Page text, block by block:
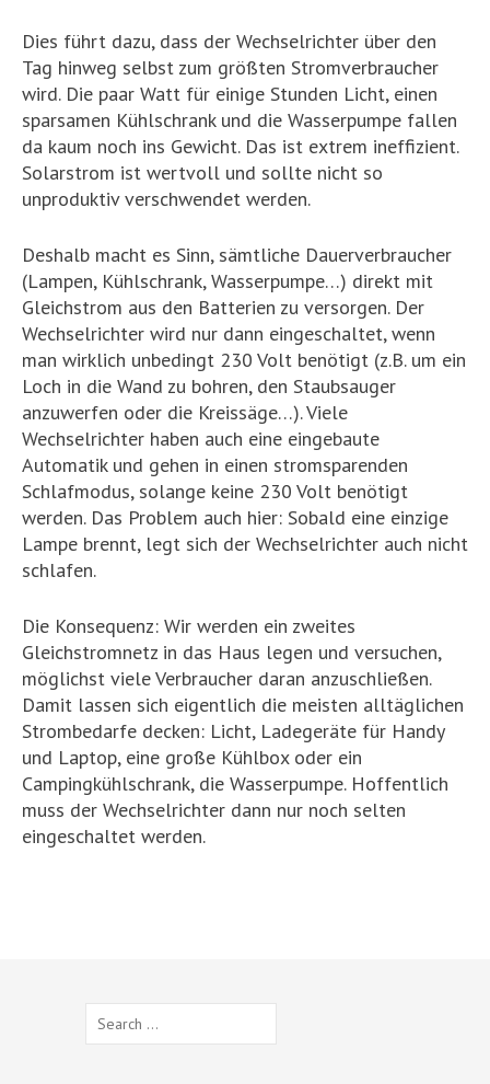
Dies führt dazu, dass der Wechselrichter über den
Tag hinweg selbst zum größten Stromverbraucher
wird. Die paar Watt für einige Stunden Licht, einen
sparsamen Kühlschrank und die Wasserpumpe fallen
da kaum noch ins Gewicht. Das ist extrem ineffizient.
Solarstrom ist wertvoll und sollte nicht so
unproduktiv verschwendet werden.
Deshalb macht es Sinn, sämtliche Dauerverbraucher
(Lampen, Kühlschrank, Wasserpumpe…) direkt mit
Gleichstrom aus den Batterien zu versorgen. Der
Wechselrichter wird nur dann eingeschaltet, wenn
man wirklich unbedingt 230 Volt benötigt (z.B. um ein
Loch in die Wand zu bohren, den Staubsauger
anzuwerfen oder die Kreissäge…). Viele
Wechselrichter haben auch eine eingebaute
Automatik und gehen in einen stromsparenden
Schlafmodus, solange keine 230 Volt benötigt
werden. Das Problem auch hier: Sobald eine einzige
Lampe brennt, legt sich der Wechselrichter auch nicht
schlafen.
Die Konsequenz: Wir werden ein zweites
Gleichstromnetz in das Haus legen und versuchen,
möglichst viele Verbraucher daran anzuschließen.
Damit lassen sich eigentlich die meisten alltäglichen
Strombedarfe decken: Licht, Ladegeräte für Handy
und Laptop, eine große Kühlbox oder ein
Campingkühlschrank, die Wasserpumpe. Hoffentlich
muss der Wechselrichter dann nur noch selten
eingeschaltet werden.
for: